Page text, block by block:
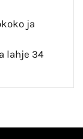
ja
lahje 34